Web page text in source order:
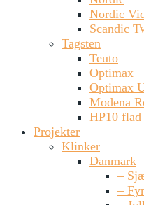
Nordic
Scandic
Tagsten
Teuto
Optimax
Optimax
Modena
HP10 flad
Projekter
Klinker
Danmark
–
–